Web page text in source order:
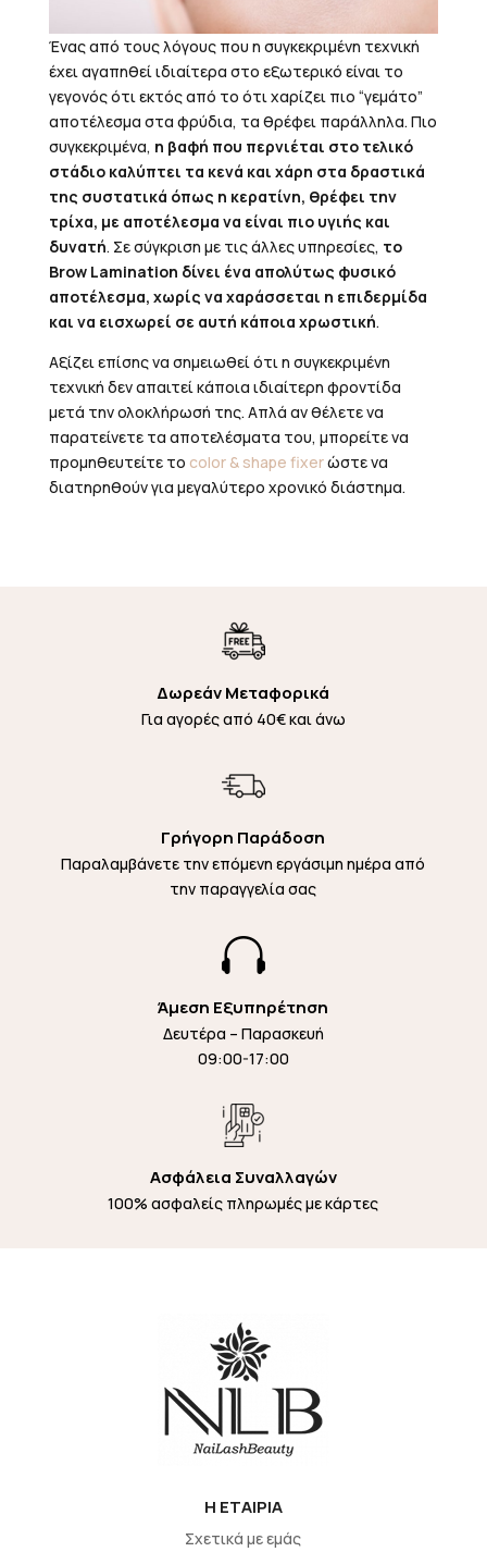
Ένας από τους λόγους που η συγκεκριμένη τεχνική
έχει αγαπηθεί ιδιαίτερα στο εξωτερικό είναι το
γεγονός ότι εκτός από το ότι χαρίζει πιο “γεμάτο”
αποτέλεσμα στα φρύδια, τα θρέφει παράλληλα. Πιο
συγκεκριμένα, η βαφή που περνιέται στο τελικό
στάδιο καλύπτει τα κενά και χάρη στα δραστικά
της συστατικά όπως η κερατίνη, θρέφει την
τρίχα, με αποτέλεσμα να είναι πιο υγιής και
δυνατή. Σε σύγκριση με τις άλλες υπηρεσίες, το
Brow Lamination δίνει ένα απολύτως φυσικό
αποτέλεσμα, χωρίς να χαράσσεται η επιδερμίδα
και να εισχωρεί σε αυτή κάποια χρωστική.
Αξίζει επίσης να σημειωθεί ότι η συγκεκριμένη
τεχνική δεν απαιτεί κάποια ιδιαίτερη φροντίδα
μετά την ολοκλήρωσή της. Απλά αν θέλετε να
παρατείνετε τα αποτελέσματα του, μπορείτε να
προμηθευτείτε το color & shape fixerώστε να
διατηρηθούν για μεγαλύτερο χρονικό διάστημα.
Δωρεάν Μεταφορικά
Για αγορές από 40€ και άνω
Γρήγορη Παράδοση
Παραλαμβάνετε την επόμενη εργάσιμη ημέρα από
την παραγγελία σας

Άμεση Εξυπηρέτηση
Δευτέρα – Παρασκευή
09:00-17:00
Ασφάλεια Συναλλαγών
100% ασφαλείς πληρωμές με κάρτες
H EΤΑΙΡΙΑ
Σχετικά με εμάς